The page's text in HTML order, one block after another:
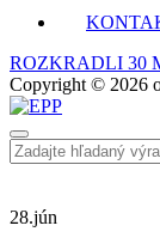
ROZKRADLI 30
Copyright © 2026
28.jún